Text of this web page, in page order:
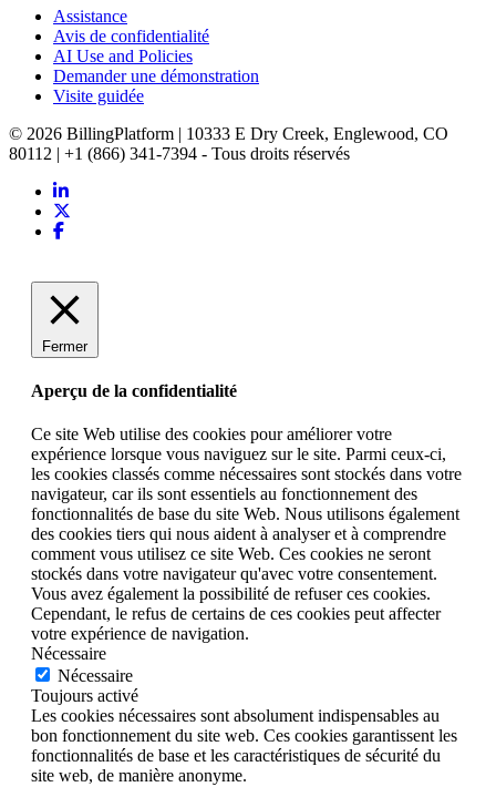
Assistance
Avis de confidentialité
AI Use and Policies
Demander une démonstration
Visite guidée
© 2026 BillingPlatform | 10333 E Dry Creek, Englewood, CO
80112 | +1 (866) 341-7394 - Tous droits réservés
Fermer
Aperçu de la confidentialité
Ce site Web utilise des cookies pour améliorer votre
expérience lorsque vous naviguez sur le site. Parmi ceux-ci,
les cookies classés comme nécessaires sont stockés dans votre
navigateur, car ils sont essentiels au fonctionnement des
fonctionnalités de base du site Web. Nous utilisons également
des cookies tiers qui nous aident à analyser et à comprendre
comment vous utilisez ce site Web. Ces cookies ne seront
stockés dans votre navigateur qu'avec votre consentement.
Vous avez également la possibilité de refuser ces cookies.
Cependant, le refus de certains de ces cookies peut affecter
votre expérience de navigation.
Nécessaire
Nécessaire
Toujours activé
Les cookies nécessaires sont absolument indispensables au
bon fonctionnement du site web. Ces cookies garantissent les
fonctionnalités de base et les caractéristiques de sécurité du
site web, de manière anonyme.